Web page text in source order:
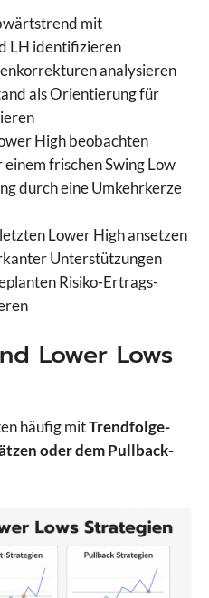
mit
LH identifizieren
analysieren
als Orientierung für
High beobachten
frischen Swing Low
durch eine Umkehrkerze
Lower High ansetzen
Unterstützungen
Risiko-Ertrags-
Lower Lows
häufig mitTrendfolge-
oder dem Pullback-